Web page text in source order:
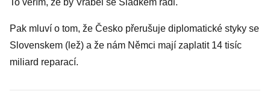
To věřím, že by Vrabel se Sládkem rádi.
Pak mluví o tom, že Česko přerušuje diplomatické styky se
Slovenskem (lež) a že nám Němci mají zaplatit 14 tisíc
miliard reparací.